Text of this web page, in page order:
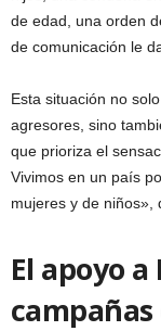
de edad, una orden
de comunicación le
Esta situación no
agresores, sino
que prioriza el
Vivimos en un país
mujeres y de niños»,
El apoyo